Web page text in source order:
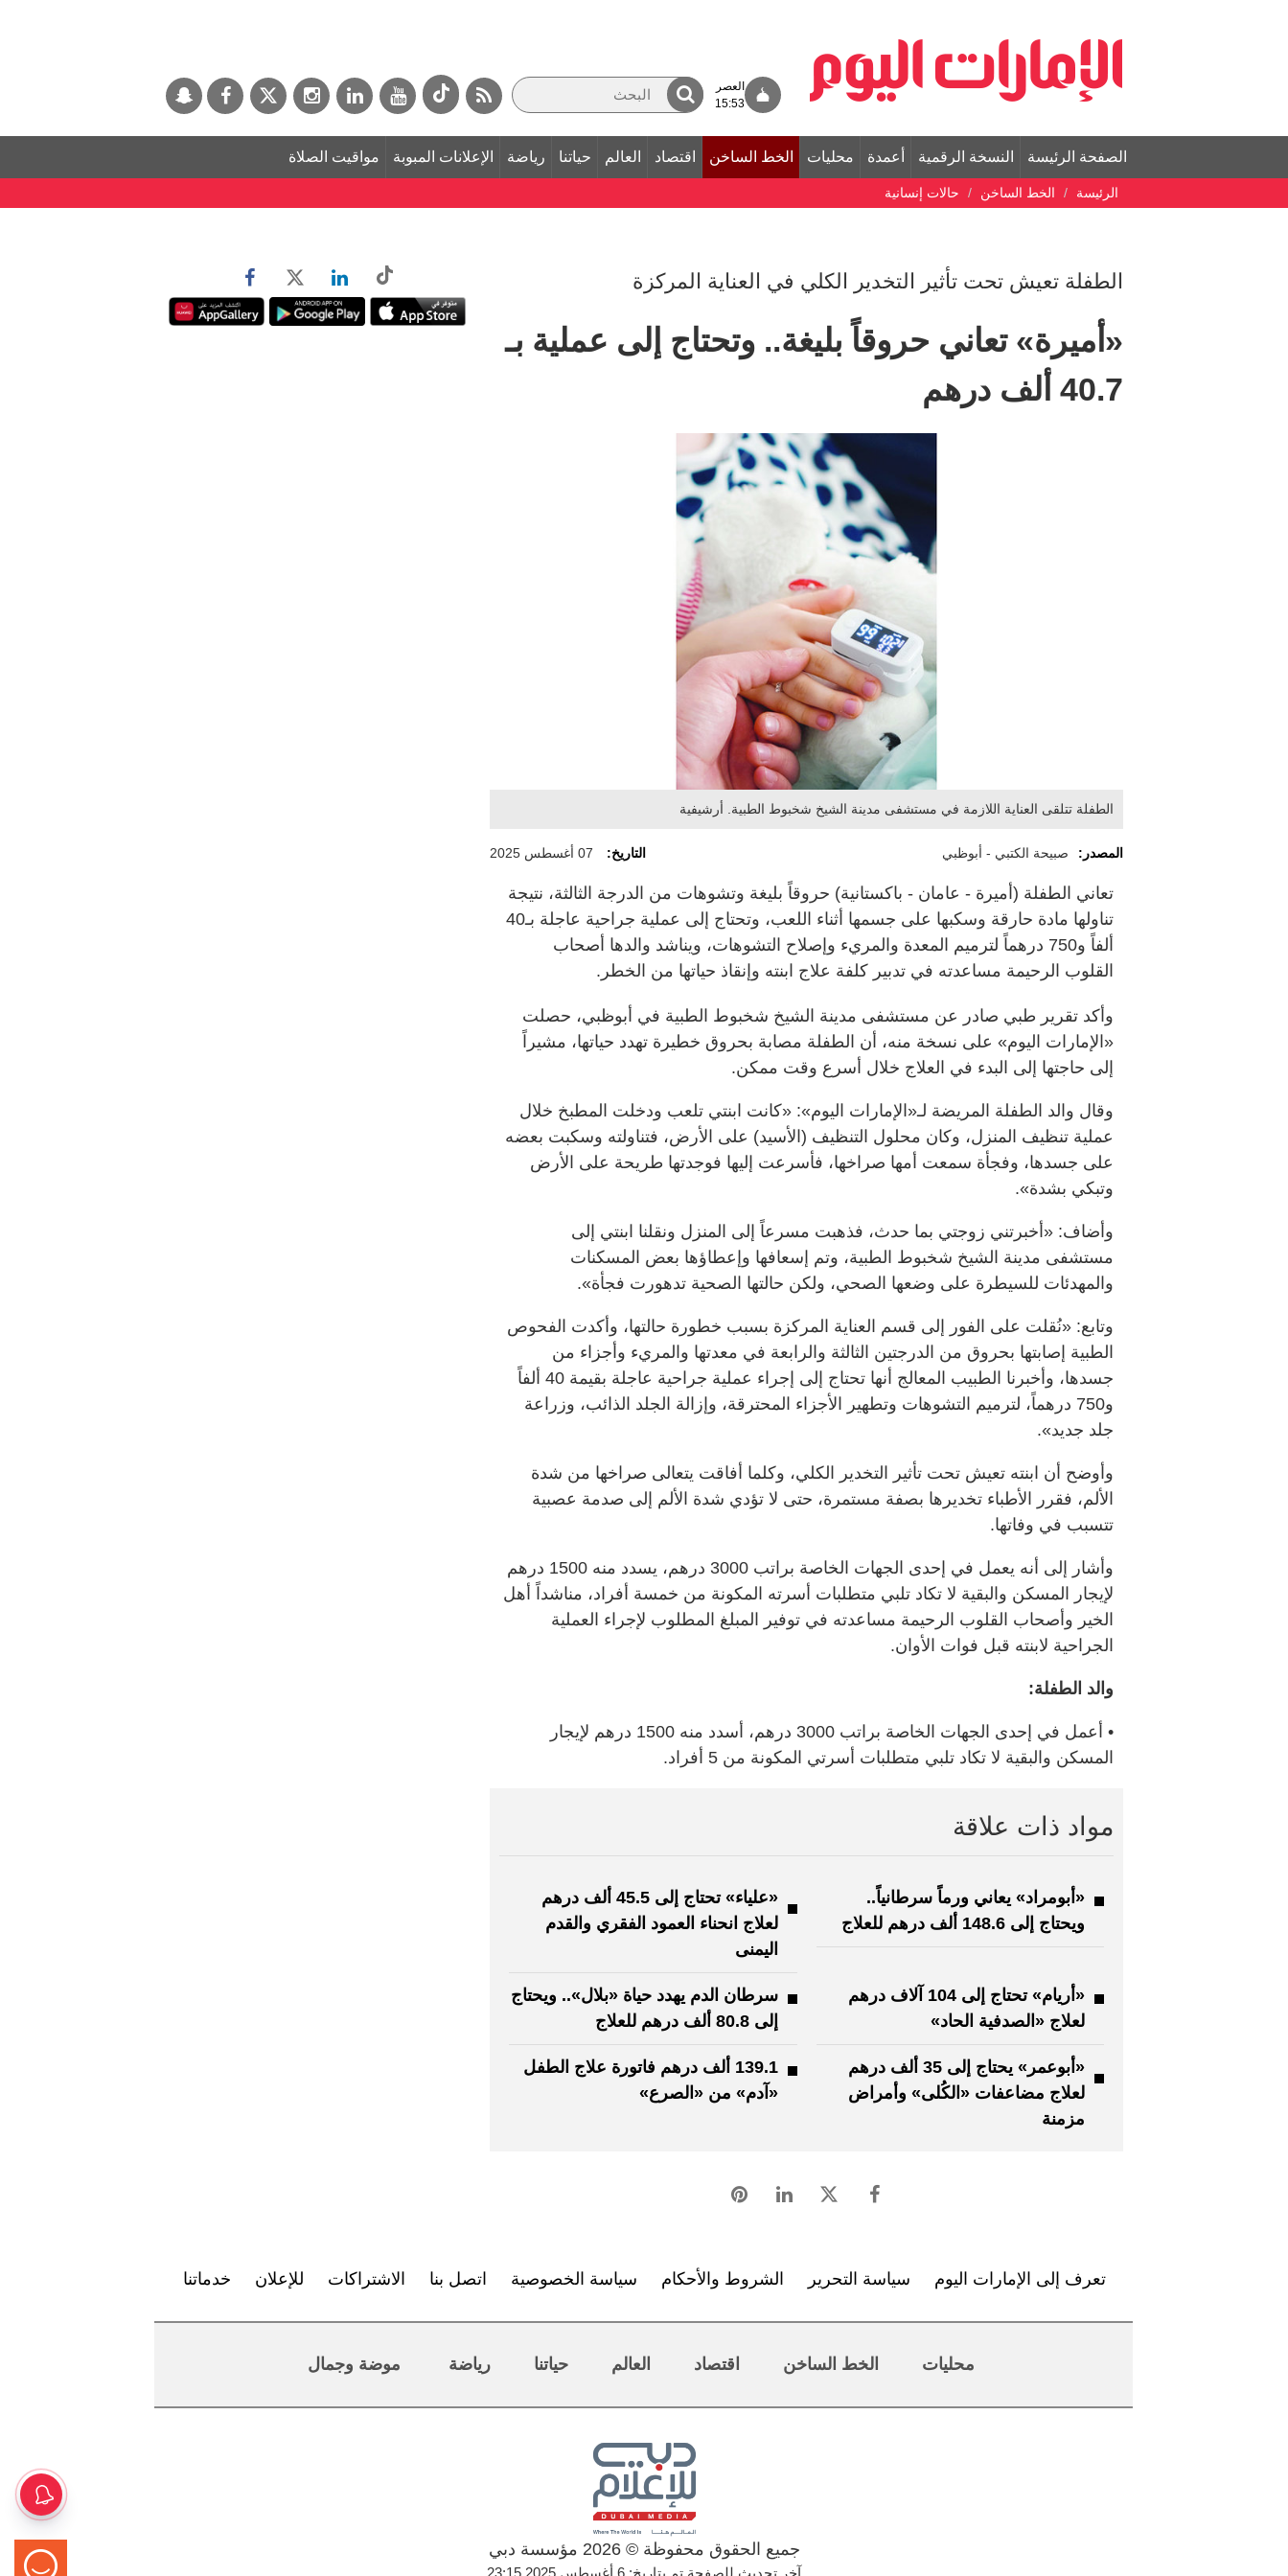
العصر
15:53
الصفحة الرئيسة النسخة الرقمية أعمدة محليات الخط الساخن اقتصاد العالم حياتنا رياضة الإعلانات المبوبة مواقيت الصلاة
الرئيسة الخط الساخن حالات إنسانية
الطفلة تعيش تحت تأثير التخدير الكلي في العناية المركزة
«أميرة» تعاني حروقاً بليغة.. وتحتاج إلى عملية بـ
40.7 ألف درهم
الطفلة تتلقى العناية اللازمة في مستشفى مدينة الشيخ شخبوط الطبية. أرشيفية
المصدر: صبيحة الكتبي - أبوظبي التاريخ: 07 أغسطس 2025
تعاني الطفلة (أميرة - عامان - باكستانية) حروقاً بليغة وتشوهات من الدرجة الثالثة، نتيجة
تناولها مادة حارقة وسكبها على جسمها أثناء اللعب، وتحتاج إلى عملية جراحية عاجلة بـ40
ألفاً و750 درهماً لترميم المعدة والمريء وإصلاح التشوهات، ويناشد والدها أصحاب
القلوب الرحيمة مساعدته في تدبير كلفة علاج ابنته وإنقاذ حياتها من الخطر.
وأكد تقرير طبي صادر عن مستشفى مدينة الشيخ شخبوط الطبية في أبوظبي، حصلت
«الإمارات اليوم» على نسخة منه، أن الطفلة مصابة بحروق خطيرة تهدد حياتها، مشيراً
إلى حاجتها إلى البدء في العلاج خلال أسرع وقت ممكن.
وقال والد الطفلة المريضة لـ«الإمارات اليوم»: «كانت ابنتي تلعب ودخلت المطبخ خلال
عملية تنظيف المنزل، وكان محلول التنظيف (الأسيد) على الأرض، فتناولته وسكبت بعضه
على جسدها، وفجأة سمعت أمها صراخها، فأسرعت إليها فوجدتها طريحة على الأرض
وتبكي بشدة».
وأضاف: «أخبرتني زوجتي بما حدث، فذهبت مسرعاً إلى المنزل ونقلنا ابنتي إلى
مستشفى مدينة الشيخ شخبوط الطبية، وتم إسعافها وإعطاؤها بعض المسكنات
والمهدئات للسيطرة على وضعها الصحي، ولكن حالتها الصحية تدهورت فجأة».
وتابع: «نُقلت على الفور إلى قسم العناية المركزة بسبب خطورة حالتها، وأكدت الفحوص
الطبية إصابتها بحروق من الدرجتين الثالثة والرابعة في معدتها والمريء وأجزاء من
جسدها، وأخبرنا الطبيب المعالج أنها تحتاج إلى إجراء عملية جراحية عاجلة بقيمة 40 ألفاً
و750 درهماً، لترميم التشوهات وتطهير الأجزاء المحترقة، وإزالة الجلد الذائب، وزراعة
جلد جديد».
وأوضح أن ابنته تعيش تحت تأثير التخدير الكلي، وكلما أفاقت يتعالى صراخها من شدة
الألم، فقرر الأطباء تخديرها بصفة مستمرة، حتى لا تؤدي شدة الألم إلى صدمة عصبية
تتسبب في وفاتها.
وأشار إلى أنه يعمل في إحدى الجهات الخاصة براتب 3000 درهم، يسدد منه 1500 درهم
لإيجار المسكن والبقية لا تكاد تلبي متطلبات أسرته المكونة من خمسة أفراد، مناشداً أهل
الخير وأصحاب القلوب الرحيمة مساعدته في توفير المبلغ المطلوب لإجراء العملية
الجراحية لابنته قبل فوات الأوان.
والد الطفلة:
• أعمل في إحدى الجهات الخاصة براتب 3000 درهم، أسدد منه 1500 درهم لإيجار
المسكن والبقية لا تكاد تلبي متطلبات أسرتي المكونة من 5 أفراد.
مواد ذات علاقة
«أبومراد» يعاني ورماً سرطانياً..
ويحتاج إلى 148.6 ألف درهم للعلاج
«علياء» تحتاج إلى 45.5 ألف درهم
لعلاج انحناء العمود الفقري والقدم
اليمنى
«أريام» تحتاج إلى 104 آلاف درهم
لعلاج «الصدفية الحاد»
سرطان الدم يهدد حياة «بلال».. ويحتاج
إلى 80.8 ألف درهم للعلاج
«أبوعمر» يحتاج إلى 35 ألف درهم
لعلاج مضاعفات «الكُلى» وأمراض
مزمنة
139.1 ألف درهم فاتورة علاج الطفل
«آدم» من «الصرع»
تعرف إلى الإمارات اليوم سياسة التحرير الشروط والأحكام سياسة الخصوصية اتصل بنا الاشتراكات للإعلان خدماتنا
محليات الخط الساخن اقتصاد العالم حياتنا رياضة موضة وجمال
جميع الحقوق محفوظة © 2026 مؤسسة دبي
آخر تحديث للصفحة تم بتاريخ: 6 أغسطس 2025 23:15